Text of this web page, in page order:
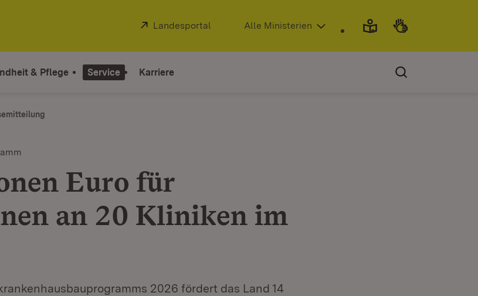
Extern:
Landesportal (Öffnet in neuem Fenster)
Alle Ministerien
& Pflege Service Karriere
Euro für
an 20 Kliniken im
2026 fördert das Land 14